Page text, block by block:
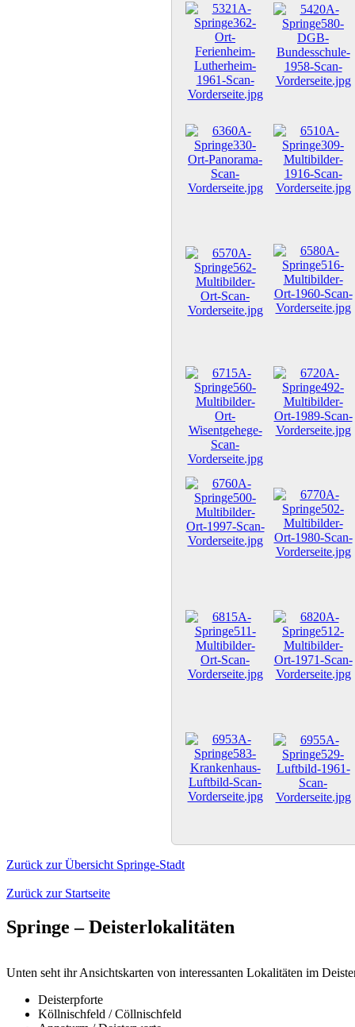
Zurück zur Übersicht Springe-Stadt
Zurück zur Startseite
Springe – Deisterlokalitäten
Unten seht ihr Ansichtskarten von interessanten Lokalitäten im
Deisterpforte
Köllnischfeld / Cöllnischfeld